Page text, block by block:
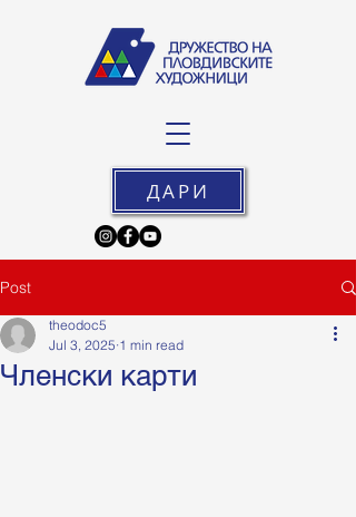
ДАРИ
Post
Членски карти
theodoc5
Jul 3, 2025 1 min read